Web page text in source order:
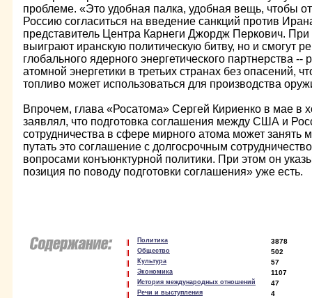
проблеме. «Это удобная палка, удобная вещь, чтобы
Россию согласиться на введение санкций против
представитель Центра Карнеги Джордж Перкович.
выиграют иранскую политическую битву, но и смогут
глобального ядерного энергетического партнерства --
атомной энергетики в третьих странах без опасений,
топливо может использоваться для производства
Впрочем, глава «Росатома» Сергей Кириенко в мае в
заявлял, что подготовка соглашения между США и
сотрудничества в сфере мирного атома может занять
путать это соглашение с долгосрочным
вопросами конъюнктурной политики. При этом он
позиция по поводу подготовки соглашения» уже есть.
Политика 3878
Общество 502
Культура 57
Экономика 1107
История международных отношений 47
Речи и выступления 4